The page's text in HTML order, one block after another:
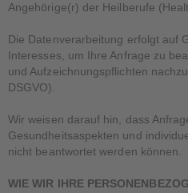
Angehörige(r) der Heilberufe
Die Datenverarbeitung erfolgt auf
Interesses, um Ihre Anfrage zu
und Aufzeichnungspflichten
DSGVO).
Wir weisen darauf hin, dass
Gesundheitsaspekten und
nicht beantwortet werden können.
WIE WIR IHRE